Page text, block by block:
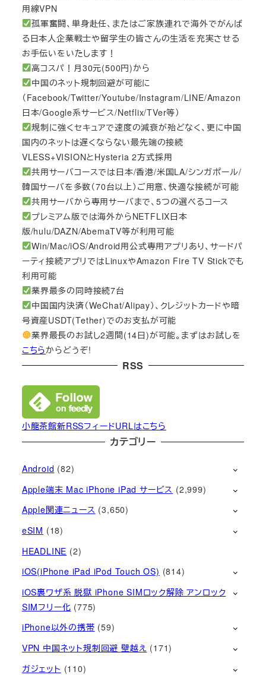
用線VPN
孤軍奮闘、単身赴任、またはご家族連れで海外でがんば
る日本人企業戦士や留学生の皆さんの生活を充実させる
お手伝いをいたします！
高コスパ！月30元(500円)から
中国のネット規制回避が可能に
（Facebook/Twitter/Youtube/Instagram/LINE/Amazon
日本/Google系サービス/Netflix/TVer等）
規制に強くセキュアで速度の減衰が殆どなく、更に中国
国内のネットは遅くならない最先端の接続
VLESS+VISIONとHysteria 2方式採用
共用サーバコースでは日本/香港/米国LA/シンガポール/
韓国サーバを多数（70台以上）ご用意、快適な接続が可能
共用サーバから専用サーバまで、5つの選べるコース
プレミアム版では海外からNETFLIX日本
版/hulu/DAZN/AbemaTV等が利用可能
Win/Mac/iOS/Android用公式専用アプリあり、サードパ
ーティ接続アプリではLinuxやAmazon Fire TV Stickでも
利用可能
業界最多の同時接続7台
中国国内決済（WeChat/Alipay）、クレジットカードや暗
号資産USDT(Tether)でのお支払が可能
業界最長のお試し2週間(14日)が可能。まずはお試しを
こちらからどうぞ!
RSS
小龍茶館新RSSフィードURLはこちら
カテゴリー
Android (82)
Apple端末 Mac iPhone iPad サービス (2,999)
Apple関連ニュース (3,650)
eSIM (18)
HEADLINE (2)
iOS(iPhone iPad iPod Touch OS) (814)
iOS裏ワザ系 脱獄 iPhone SIMロック解除 アンロック
SIMフリー化 (775)
iPhone以外の携帯 (59)
VPN 中国ネット規制回避 壁越え (171)
ガジェット (110)